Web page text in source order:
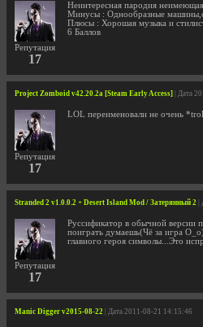
Репутация
17
Неинтересная пародия
Минусы : Однообразные
Плюсы : Хорошая музыка и
6 Баллов
Project Zomboid v42.20.2a [Steam Early Access] | Дата
Репутация
17
LOL переименовали не очень
Stranded 2 v1.0.0.2 + Desert Island Mod / Затерянный 2
Репутация
17
Руссификатор в обычной версии
поиграть думаешь(Чё за игра
главного героя символы...Это
Manic Digger v2015-08-22 | Дата 2011-08-21 14:15:46